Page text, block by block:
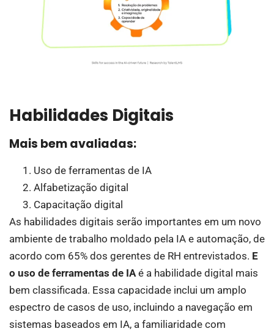
Habilidades Digitais
Mais bem avaliadas:
Uso de ferramentas de IA
Alfabetização digital
Capacitação digital
As habilidades digitais serão importantes em um novo
ambiente de trabalho moldado pela IA e automação, de
acordo com 65% dos gerentes de RH entrevistados. E
o uso de ferramentas de IAé a habilidade digital mais
bem classificada. Essa capacidade inclui um amplo
espectro de casos de uso, incluindo a navegação em
sistemas baseados em IA, a familiaridade com